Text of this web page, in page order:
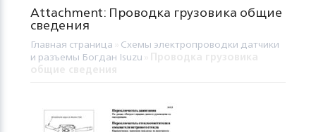
Attachment: Проводка грузовика общие
сведения
Главная страница Схемы электропроводки датчики
и разъемы Богдан Isuzu